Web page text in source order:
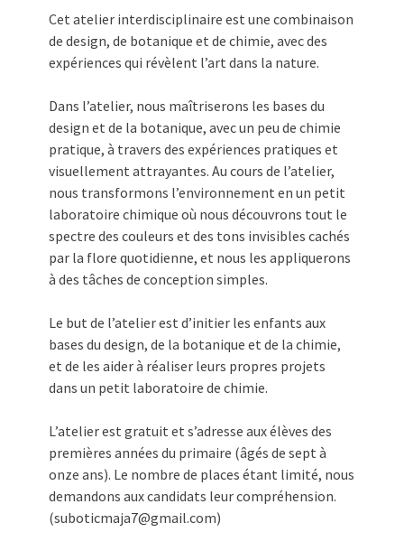
Cet atelier interdisciplinaire est une combinaison
de design, de botanique et de chimie, avec des
expériences qui révèlent l’art dans la nature.
Dans l’atelier, nous maîtriserons les bases du
design et de la botanique, avec un peu de chimie
pratique, à travers des expériences pratiques et
visuellement attrayantes. Au cours de l’atelier,
nous transformons l’environnement en un petit
laboratoire chimique où nous découvrons tout le
spectre des couleurs et des tons invisibles cachés
par la flore quotidienne, et nous les appliquerons
à des tâches de conception simples.
Le but de l’atelier est d’initier les enfants aux
bases du design, de la botanique et de la chimie,
et de les aider à réaliser leurs propres projets
dans un petit laboratoire de chimie.
L’atelier est gratuit et s’adresse aux élèves des
premières années du primaire (âgés de sept à
onze ans). Le nombre de places étant limité, nous
demandons aux candidats leur compréhension.
(suboticmaja7@gmail.com)